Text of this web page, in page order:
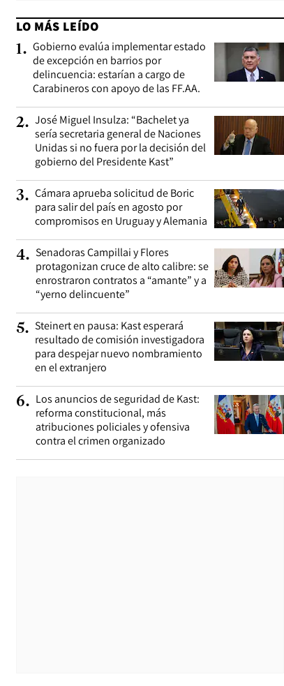
LO MÁS LEÍDO
1. Gobierno evalúa implementar estado
de excepción en barrios por
delincuencia: estarían a cargo de
Carabineros con apoyo de las FF.AA.
2. José Miguel Insulza: “Bachelet ya
sería secretaria general de Naciones
Unidas si no fuera por la decisión del
gobierno del Presidente Kast”
3. Cámara aprueba solicitud de Boric
para salir del país en agosto por
compromisos en Uruguay y Alemania
4. Senadoras Campillai y Flores
protagonizan cruce de alto calibre: se
enrostraron contratos a “amante” y a
“yerno delincuente”
5. Steinert en pausa: Kast esperará
resultado de comisión investigadora
para despejar nuevo nombramiento
en el extranjero
6. Los anuncios de seguridad de Kast:
reforma constitucional, más
atribuciones policiales y ofensiva
contra el crimen organizado